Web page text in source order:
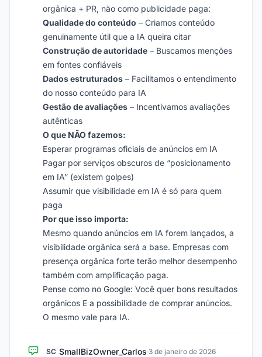
orgânica + PR, não como publicidade paga:
Qualidade do conteúdo – Criamos conteúdo
genuinamente útil que a IA queira citar
Construção de autoridade – Buscamos menções
em fontes confiáveis
Dados estruturados – Facilitamos o entendimento
do nosso conteúdo para IA
Gestão de avaliações – Incentivamos avaliações
autênticas
O que NÃO fazemos:
Esperar programas oficiais de anúncios em IA
Pagar por serviços obscuros de “posicionamento
em IA” (existem golpes)
Assumir que visibilidade em IA é só para quem
paga
Por que isso importa:
Mesmo quando anúncios em IA forem lançados, a
visibilidade orgânica será a base. Empresas com
presença orgânica forte terão melhor desempenho
também com amplificação paga.
Pense como no Google: Você quer bons resultados
orgânicos E a possibilidade de comprar anúncios.
O mesmo vale para IA.
SC SmallBizOwner_Carlos·3 de janeiro de 2026